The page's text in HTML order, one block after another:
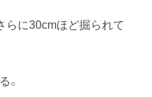
らに30cmほど掘られて
。